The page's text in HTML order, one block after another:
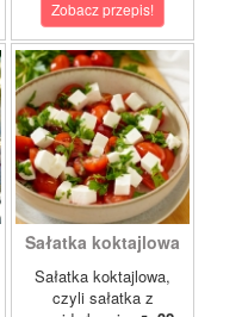
Zobacz przepis!
Sałatka koktajlowa
Sałatka koktajlowa,
czyli sałatka z